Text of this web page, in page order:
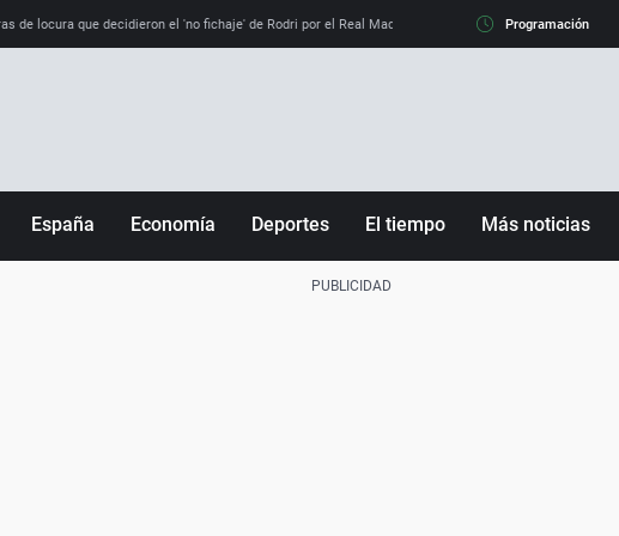
de locura que decidieron el 'no fichaje' de Rodri por el Real Madrid y su 'sí' al Barça La llamada
Programación
España Economía Deportes El tiempo Más noticias